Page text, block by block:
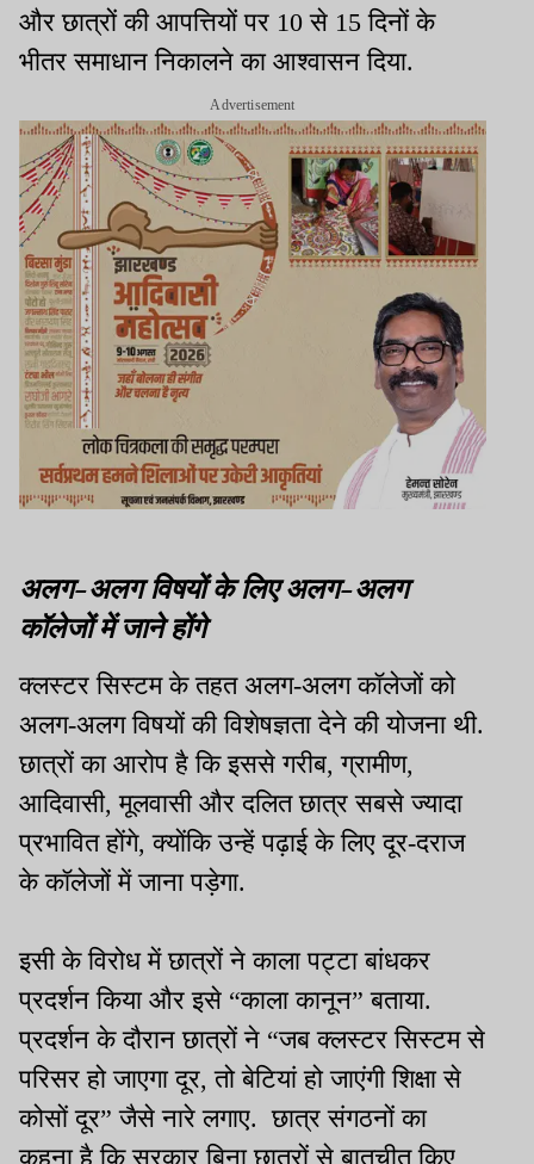
और छात्रों की आपत्तियों पर 10 से 15 दिनों के
भीतर समाधान निकालने का आश्वासन दिया.
Advertisement
अलग-अलग विषयों के लिए अलग-अलग
कॉलेजों में जाने होंगे
क्लस्टर सिस्टम के तहत अलग-अलग कॉलेजों को
अलग-अलग विषयों की विशेषज्ञता देने की योजना थी.
छात्रों का आरोप है कि इससे गरीब, ग्रामीण,
आदिवासी, मूलवासी और दलित छात्र सबसे ज्यादा
प्रभावित होंगे, क्योंकि उन्हें पढ़ाई के लिए दूर-दराज
के कॉलेजों में जाना पड़ेगा.
इसी के विरोध में छात्रों ने काला पट्टा बांधकर
प्रदर्शन किया और इसे “काला कानून” बताया.
प्रदर्शन के दौरान छात्रों ने “जब क्लस्टर सिस्टम से
परिसर हो जाएगा दूर, तो बेटियां हो जाएंगी शिक्षा से
कोसों दूर” जैसे नारे लगाए. छात्र संगठनों का
कहना है कि सरकार बिना छात्रों से बातचीत किए